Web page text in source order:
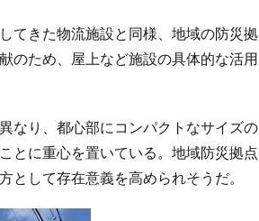
てきた物流施設と同様、地域の防災拠
のため、屋上など施設の具体的な活用
なり、都心部にコンパクトなサイズの
とに重心を置いている。地域防災拠点
して存在意義を高められそうだ。